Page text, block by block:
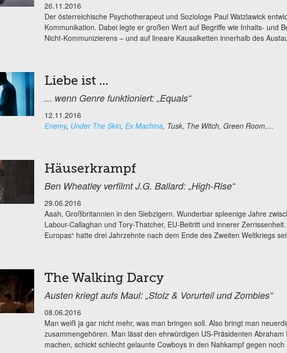
26.11.2016
Der österreichische Psychotherapeut und Soziologe Paul Watzlawick
Kommunikation. Dabei legte er großen Wert auf Begriffe wie Inhalts- und
Nicht-Kommunizierens – und auf lineare Kausalketten innerhalb des
Liebe ist ...
... wenn Genre funktioniert: „Equals“
12.11.2016
Enemy, Under The Skin, Ex Machina, Tusk, The Witch, Green Room,...
Häuserkrampf
Ben Wheatley verfilmt J.G. Ballard: „High-Rise“
29.06.2016
Aaah, Großbritannien in den Siebzigern. Wunderbar spleenige Jahre
Labour-Callaghan und Tory-Thatcher, EU-Beitritt und innerer
Europas“ hatte drei Jahrzehnte nach dem Ende des Zweiten Weltkriegs
The Walking Darcy
Austen kriegt aufs Maul: „Stolz & Vorurteil und Zombies“
08.06.2016
Man weiß ja gar nicht mehr, was man bringen soll. Also bringt man
zusammengehören. Man lässt den ehrwürdigen US-Präsidenten
machen, schickt schlecht gelaunte Cowboys in den Nahkampf gegen noch